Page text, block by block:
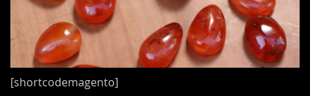
[shortcodemagento]